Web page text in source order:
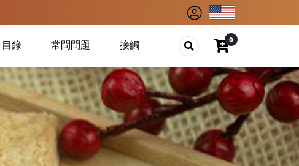
目錄 常問問題 接觸
0